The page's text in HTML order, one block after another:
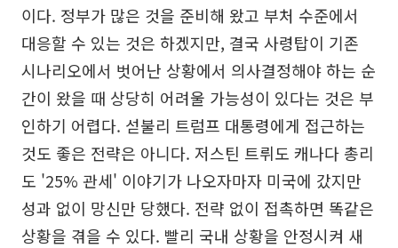
이다. 정부가 많은 것을 준비해 왔고 부처 수준에서
대응할 수 있는 것은 하겠지만, 결국 사령탑이 기존
시나리오에서 벗어난 상황에서 의사결정해야 하는 순
간이 왔을 때 상당히 어려울 가능성이 있다는 것은 부
인하기 어렵다. 섣불리 트럼프 대통령에게 접근하는
것도 좋은 전략은 아니다. 저스틴 트뤼도 캐나다 총리
도 '25% 관세' 이야기가 나오자마자 미국에 갔지만
성과 없이 망신만 당했다. 전략 없이 접촉하면 똑같은
상황을 겪을 수 있다. 빨리 국내 상황을 안정시켜 새